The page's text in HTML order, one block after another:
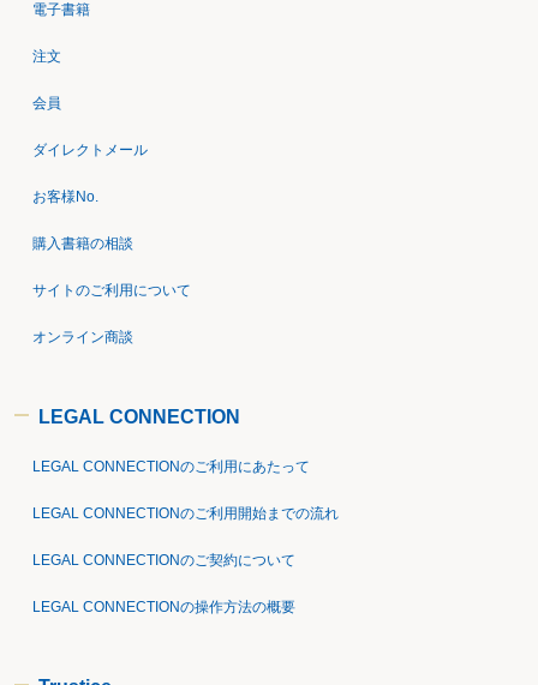
電子書籍
注文
会員
ダイレクトメール
お客様No.
購入書籍の相談
サイトのご利用について
オンライン商談
LEGAL CONNECTION
LEGAL CONNECTIONのご利用にあたって
LEGAL CONNECTIONのご利用開始までの流れ
LEGAL CONNECTIONのご契約について
LEGAL CONNECTIONの操作方法の概要